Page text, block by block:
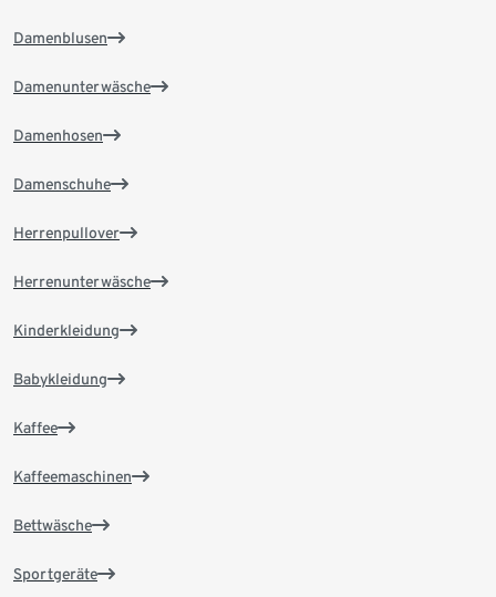
Damenblusen
Damenunterwäsche
Damenhosen
Damenschuhe
Herrenpullover
Herrenunterwäsche
Kinderkleidung
Babykleidung
Kaffee
Kaffeemaschinen
Bettwäsche
Sportgeräte